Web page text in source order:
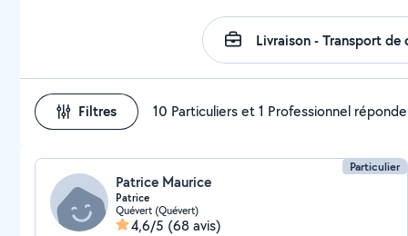
Filtres 10 Particuliers et 1 Professionnel
Particulier
Patrice Maurice
Patrice
Quévert (Quévert)
4,6/5 (68 avis)